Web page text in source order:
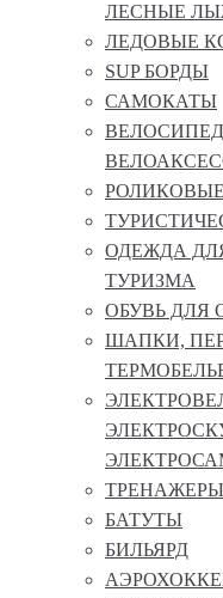
ЛЕСНЫЕ
ЛЕДОВЫЕ
SUP БОРДЫ
САМОКАТЫ
ОДЕЖДА
ТУРИЗМА
ОБУВЬ ДЛЯ
ШАПКИ,
ТРЕНАЖЕРЫ
БАТУТЫ
БИЛЬЯРД